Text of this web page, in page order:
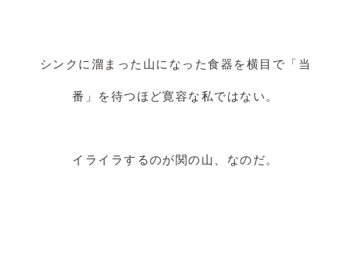
シンクに溜まった山になった食器を横目で「当
番」を待つほど寛容な私ではない。
イライラするのが関の山、なのだ。